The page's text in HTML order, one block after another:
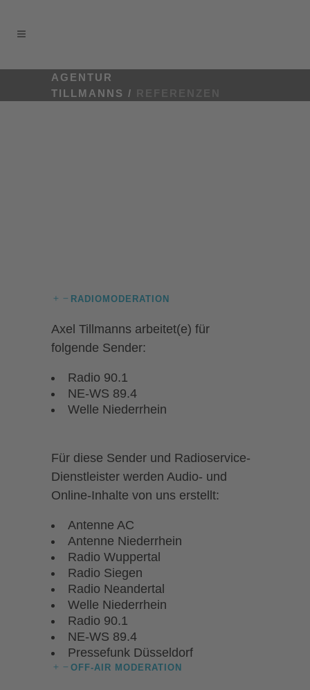
AGENTUR
TILLMANNS /
RADIOMODERATION
Axel Tillmanns arbeitet(e) für
folgende Sender:
Radio 90.1
NE-WS 89.4
Welle Niederrhein
Für diese Sender und Radioservice-
Dienstleister werden Audio- und
Online-Inhalte von uns erstellt:
Antenne AC
Antenne Niederrhein
Radio Wuppertal
Radio Siegen
Radio Neandertal
Welle Niederrhein
Radio 90.1
NE-WS 89.4
Pressefunk Düsseldorf
OFF-AIR MODERATION